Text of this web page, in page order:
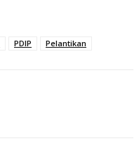
PDIP Pelantikan